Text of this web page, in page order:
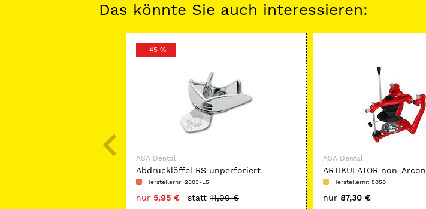
Das könnte Sie auch interessieren:
-45 %
ASA Dental
Abdrucklöffel RS unperforiert
Herstellernr: 2803-L5
nur 5,95 € statt 11,00 €
ASA Dental
ARTIKULATOR non-Arcon
Mittelwertartikulator
Herstellernr: 5050
nur 87,30 €